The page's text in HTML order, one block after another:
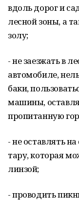
вдоль дорог и
лесной зоны, а
золу;
- не заезжать в
автомобиле,
баки,
машины,
пропитанную
- не оставлять
тару, которая
линзой;
- проводить